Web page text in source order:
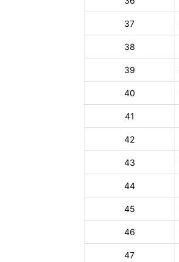
37
38
39
40
41
42
43
44
45
46
47